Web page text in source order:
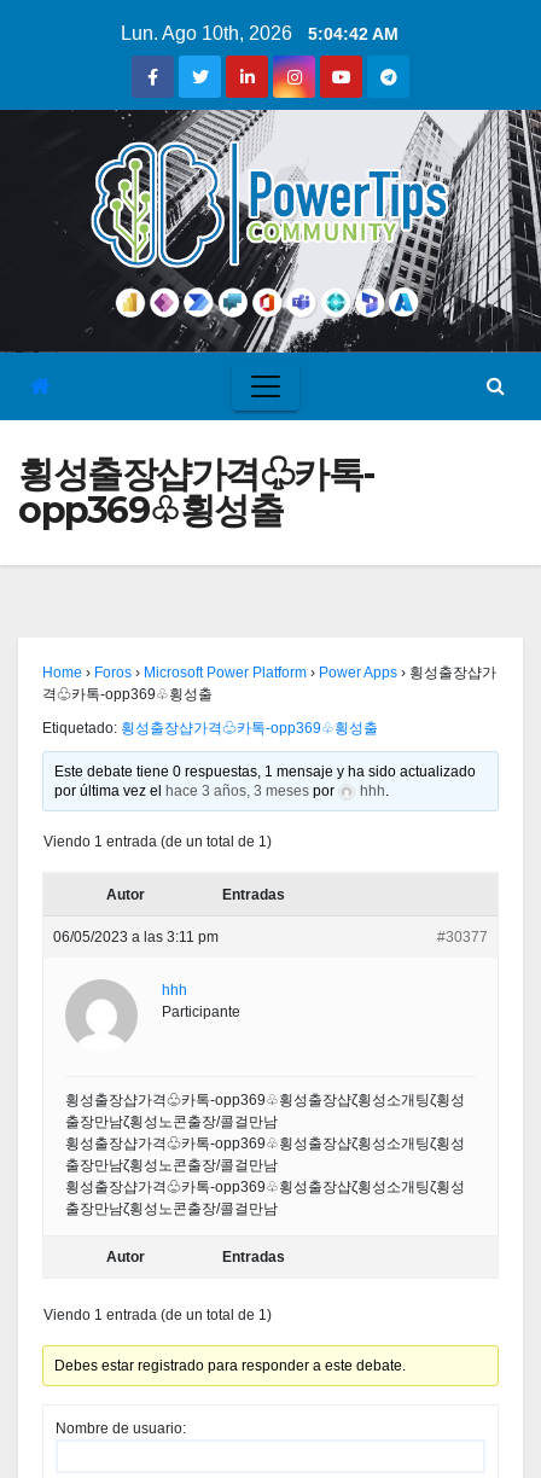
Lun. Ago 10th, 2026 5:04:42 AM
횡성출장샵가격♧카톡-
opp369♧횡성출
Home › Foros › Microsoft Power Platform › Power Apps › 횡성출장샵가
격♧카톡-opp369♧횡성출
Etiquetado: 횡성출장샵가격♧카톡-opp369♧횡성출
Este debate tiene 0 respuestas, 1 mensaje y ha sido actualizado
por última vez el
hace 3 años, 3 meses por hhh.
Viendo 1 entrada (de un total de 1)
Autor Entradas
06/05/2023 a las 3:11 pm #30377
hhh
Participante
횡성출장샵가격♧카톡-opp369♧횡성출장샵ζ횡성소개팅ζ횡성
출장만남ζ횡성노콘출장/콜걸만남
횡성출장샵가격♧카톡-opp369♧횡성출장샵ζ횡성소개팅ζ횡성
출장만남ζ횡성노콘출장/콜걸만남
횡성출장샵가격♧카톡-opp369♧횡성출장샵ζ횡성소개팅ζ횡성
출장만남ζ횡성노콘출장/콜걸만남
Autor Entradas
Viendo 1 entrada (de un total de 1)
Debes estar registrado para responder a este debate.
Nombre de usuario: